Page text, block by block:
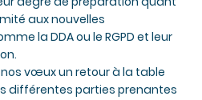
aux nouvelles
la DDA ou le RGPD et leur
nos vœux un retour à la table
différentes parties prenantes